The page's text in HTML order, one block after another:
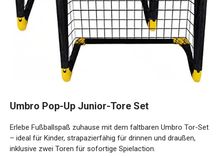
Umbro Pop-Up Junior-Tore Set
Set – ideal für Kinder, strapazierfähig für drinnen und
draußen, inklusive zwei Toren für sofortige Spielaction.